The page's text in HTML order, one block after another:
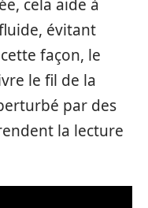
cela aide à
évitant
façon, le
le fil de la
par des
la lecture